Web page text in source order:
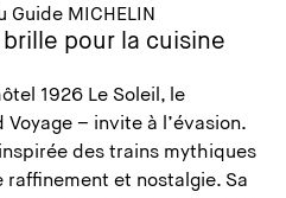
MICHELIN
pour la cuisine
1926 Le Soleil, le
Voyage – invite à l’évasion.
des trains mythiques
raffinement et nostalgie. Sa